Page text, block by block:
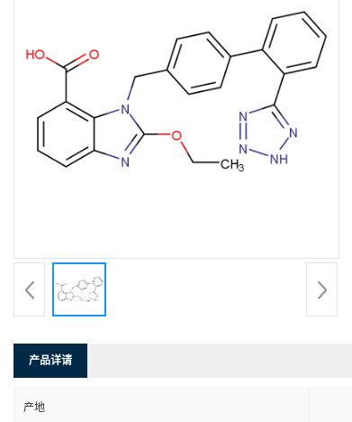
产品详请
产地